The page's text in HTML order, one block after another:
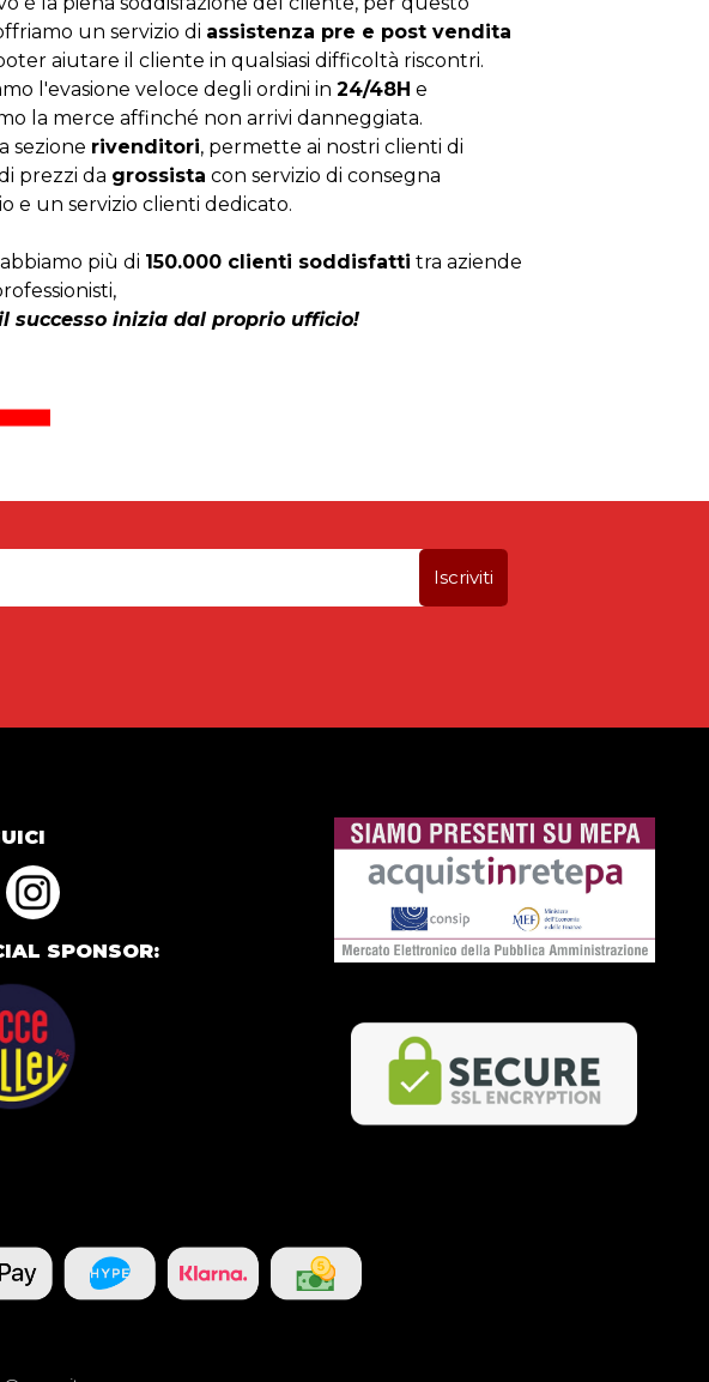
un servizio di assistenza pre e post vendita
aiutare il cliente in qualsiasi difficoltà riscontri.
l'evasione veloce degli ordini in 24/48H e
la merce affinché non arrivi danneggiata.
sezione rivenditori, permette ai nostri clienti di
prezzi da grossista con servizio di consegna
e un servizio clienti dedicato.
più di 150.000 clienti soddisfatti tra aziende
successo inizia dal proprio ufficio!
SPONSOR: